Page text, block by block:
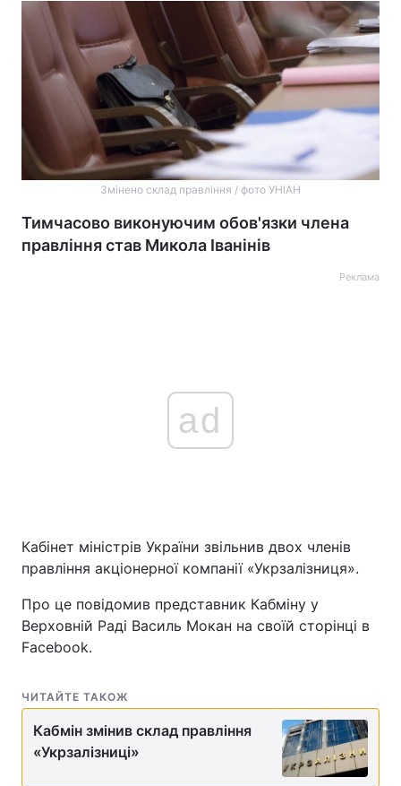
Змінено склад правління / фото УНІАН
Тимчасово виконуючим обов'язки члена
правління став Микола Іванінів
Реклама
ad
Кабінет міністрів України звільнив двох членів
правління акціонерної компанії «Укрзалізниця».
Про це повідомив представник Кабміну у
Верховній Раді Василь Мокан на своїй сторінці в
Facebook.
ЧИТАЙТЕ ТАКОЖ
Кабмін змінив склад правління
«Укрзалізниці»